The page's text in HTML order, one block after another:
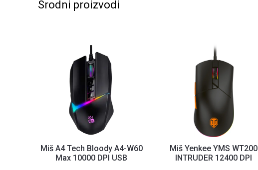
Srodni proizvodi
Miš A4 Tech Bloody A4-W60
Max 10000 DPI USB
Miš Yenkee YMS WT200
INTRUDER 12400 DPI